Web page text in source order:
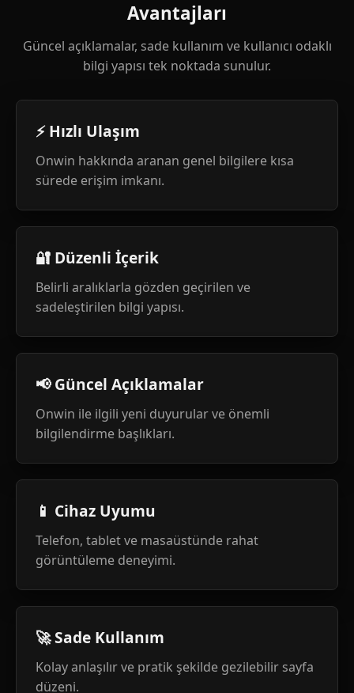
Avantajları
Güncel açıklamalar, sade kullanım ve kullanıcı odaklı
bilgi yapısı tek noktada sunulur.
⚡ Hızlı Ulaşım
Onwin hakkında aranan genel bilgilere kısa
sürede erişim imkanı.
🔐 Düzenli İçerik
Belirli aralıklarla gözden geçirilen ve
sadeleştirilen bilgi yapısı.
📢 Güncel Açıklamalar
Onwin ile ilgili yeni duyurular ve önemli
bilgilendirme başlıkları.
📱 Cihaz Uyumu
Telefon, tablet ve masaüstünde rahat
görüntüleme deneyimi.
🚀 Sade Kullanım
Kolay anlaşılır ve pratik şekilde gezilebilir sayfa
düzeni.